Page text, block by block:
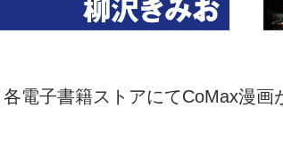
電子書籍ストアにてCoMax漫画